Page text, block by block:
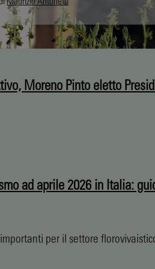
Moreno Pinto eletto
ad aprile 2026 in Italia:
per il settore